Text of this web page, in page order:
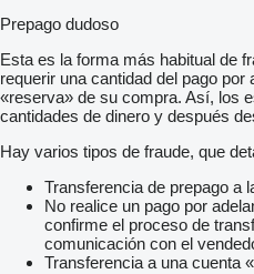
Prepago dudoso
Esta es la forma más habitual de
requerir una cantidad del pago por
«reserva» de su compra. Así, los
cantidades de dinero y después
Hay varios tipos de fraude, que
Transferencia de prepago a
No realice un pago por
confirme el proceso de
comunicación con el
Transferencia a una cuenta